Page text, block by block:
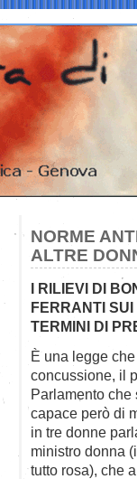
NORME
ALTRE
I RILIEVI DI
FERRANTI SUI
TERMINI DI
È una legge
concussione, il
Parlamento
capace però di
in tre donne
ministro donna
tutto rosa), che